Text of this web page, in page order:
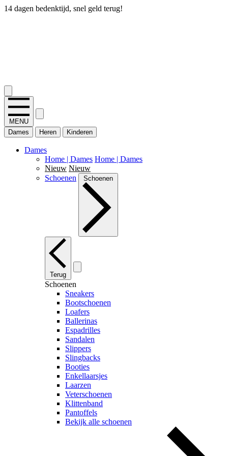
14 dagen bedenktijd, snel geld terug!
MENU
Dames
Heren Kinderen
Dames
Home | Dames Home | Dames
Nieuw Nieuw
Schoenen
Schoenen
Terug
Schoenen
Sneakers
Bootschoenen
Loafers
Ballerinas
Espadrilles
Sandalen
Slippers
Slingbacks
Booties
Enkellaarsjes
Laarzen
Veterschoenen
Klittenband
Pantoffels
Bekijk alle schoenen